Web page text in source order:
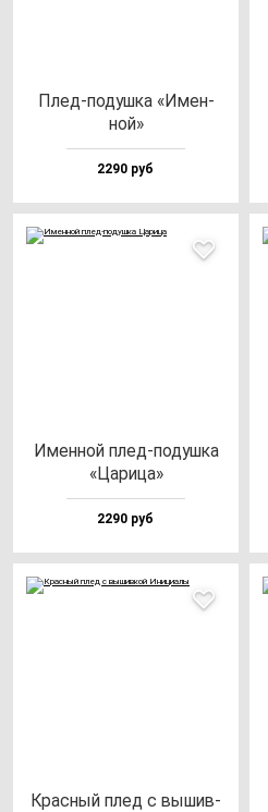
Плед-по­душ­ка «Имен­
ной»
2290 руб
Имен­ной плед-по­душ­ка
«Цари­ца»
2290 руб
Крас­ный плед с вы­шив­